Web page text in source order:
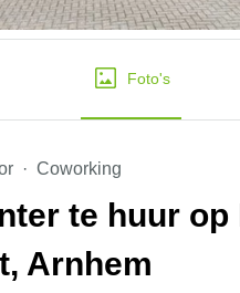
Foto's
Coworking
te huur op
Arnhem